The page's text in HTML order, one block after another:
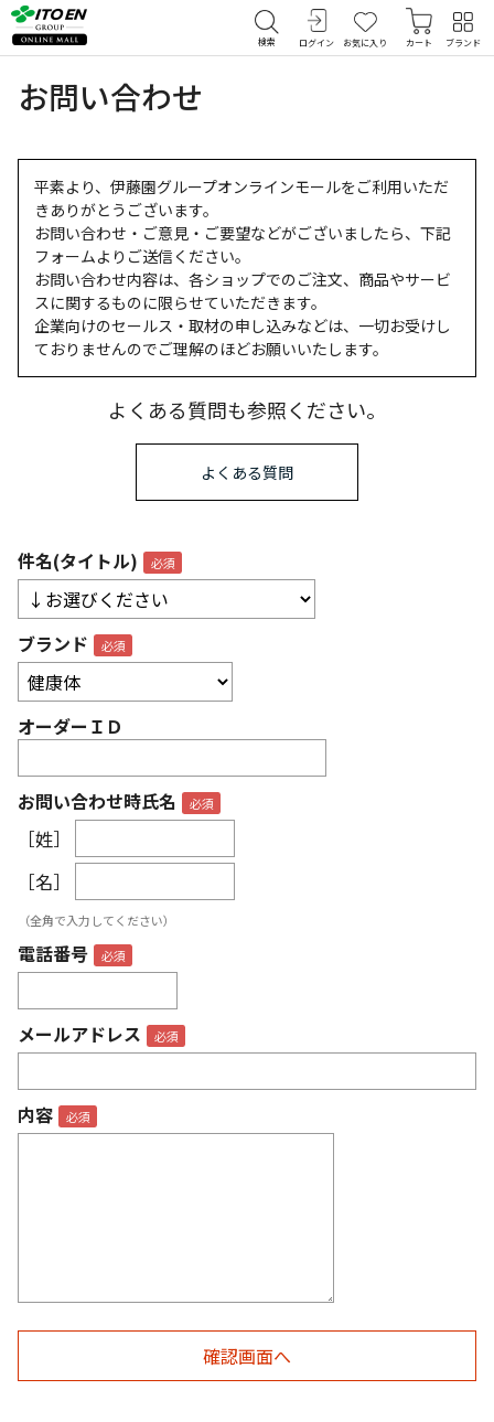
検索 ログイン お気に入り カート ブランド
お問い合わせ
平素より、伊藤園グループオンラインモールをご利用いただ
きありがとうございます。
お問い合わせ・ご意見・ご要望などがございましたら、下記
フォームよりご送信ください。
お問い合わせ内容は、各ショップでのご注文、商品やサービ
スに関するものに限らせていただきます。
企業向けのセールス・取材の申し込みなどは、一切お受けし
ておりませんのでご理解のほどお願いいたします。
よくある質問も参照ください。
よくある質問
件名(タイトル)
ブランド
オーダーＩＤ
お問い合わせ時氏名
［姓］
［名］
（全角で入力してください）
電話番号
メールアドレス
内容